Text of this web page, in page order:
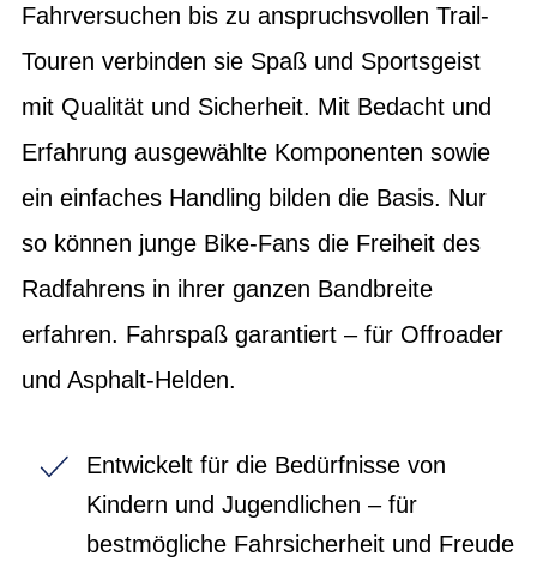
Fahrversuchen bis zu anspruchsvollen Trail-
Touren verbinden sie Spaß und Sportsgeist
mit Qualität und Sicherheit. Mit Bedacht und
Erfahrung ausgewählte Komponenten sowie
ein einfaches Handling bilden die Basis. Nur
so können junge Bike-Fans die Freiheit des
Radfahrens in ihrer ganzen Bandbreite
erfahren. Fahrspaß garantiert – für Offroader
und Asphalt-Helden.
Entwickelt für die Bedürfnisse von
Kindern und Jugendlichen – für
bestmögliche Fahrsicherheit und Freude